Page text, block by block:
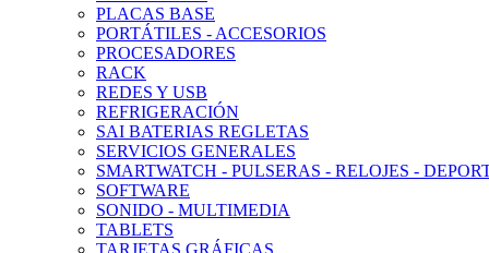
PLACAS BASE
PORTÁTILES - ACCESORIOS
PROCESADORES
RACK
REDES Y USB
REFRIGERACIÓN
SAI BATERIAS REGLETAS
SERVICIOS GENERALES
SMARTWATCH - PULSERAS - RELOJES -
SOFTWARE
SONIDO - MULTIMEDIA
TABLETS
TARJETAS GRÁFICAS